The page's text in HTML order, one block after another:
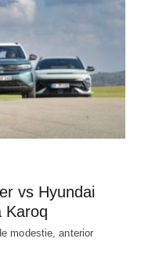
vs Hyundai
Karoq
modestie, anterior